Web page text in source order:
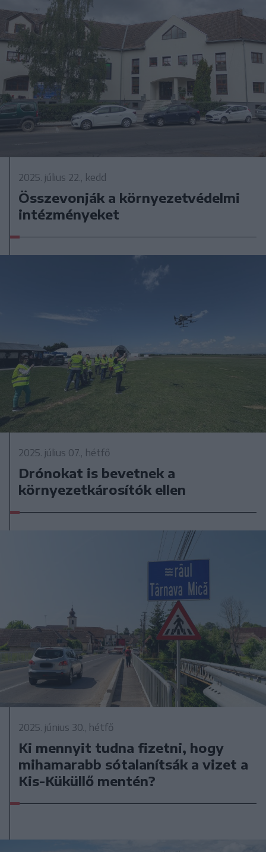
2025. július 22., kedd
Összevonják a környezetvédelmi
intézményeket
2025. július 07., hétfő
Drónokat is bevetnek a
környezetkárosítók ellen
2025. június 30., hétfő
Ki mennyit tudna fizetni, hogy
mihamarabb sótalanítsák a vizet a
Kis-Küküllő mentén?